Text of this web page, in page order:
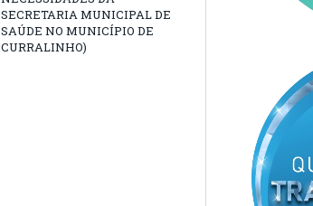
SECRETARIA MUNICIPAL DE
SAÚDE NO MUNICÍPIO DE
CURRALINHO)